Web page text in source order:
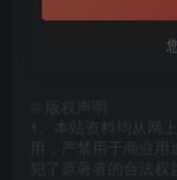
版权声明
1、本站资料均从网
用，严禁用于商业
犯了原著者的合法权